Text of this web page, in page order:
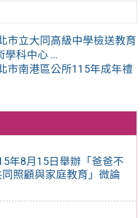
年8月15日舉辦「爸爸不
照顧與家庭教育」微論
市立大同高級中學檢送教育
學科中心 ...
市南港區公所115年成年禮